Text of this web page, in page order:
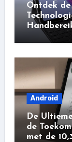
Ontdek
Android
De
de
met de